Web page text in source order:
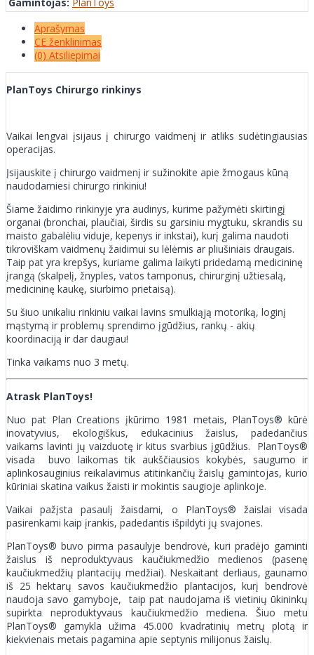
Aprašymas
CE ženklinimas
(0) Atsiliepimai
PlanToys Chirurgo rinkinys
Vaikai lengvai įsijaus į chirurgo vaidmenį ir atliks sudėtingiausias
operacijas.
Įsijauskite į chirurgo vaidmenį ir sužinokite apie žmogaus kūną
naudodamiesi chirurgo rinkiniu!
Šiame žaidimo rinkinyje yra audinys, kurime pažymėti skirtingį
organai (bronchai, plaučiai, širdis su garsiniu mygtuku, skrandis su
maisto gabalėliu viduje, kepenys ir inkstai), kurį galima naudoti
tikroviškam vaidmenų žaidimui su lėlėmis ar pliušiniais draugais.
Taip pat yra krepšys, kuriame galima laikyti pridedamą medicininę
įrangą (skalpelį, žnyples, vatos tamponus, chirurginį užtiesalą,
medicininę kaukę, siurbimo prietaisą).
Su šiuo unikaliu rinkiniu vaikai lavins smulkiąją motoriką, loginį
mąstymą ir problemų sprendimo įgūdžius, rankų - akių
koordinaciją ir dar daugiau!
Tinka vaikams nuo 3 metų.
Atrask PlanToys!
Nuo pat Plan Creations įkūrimo 1981 metais, PlanToys® kūrė
inovatyvius, ekologiškus, edukacinius žaislus, padedančius
vaikams lavinti jų vaizduotę ir kitus svarbius įgūdžius. PlanToys®
visada buvo laikomas tik aukščiausios kokybės, saugumo ir
aplinkosauginius reikalavimus atitinkančių žaislų gamintojas, kurio
kūriniai skatina vaikus žaisti ir mokintis saugioje aplinkoje.
Vaikai pažįsta pasaulį žaisdami, o PlanToys® žaislai visada
pasirenkami kaip įrankis, padedantis išpildyti jų svajones.
PlanToys® buvo pirma pasaulyje bendrovė, kuri pradėjo gaminti
žaislus iš neproduktyvaus kaučiukmedžio medienos (pasenę
kaučiukmedžių plantacijų medžiai). Neskaitant derliaus, gaunamo
iš 25 hektarų savos kaučiukmedžio plantacijos, kurį bendrovė
naudoja savo gamyboje, taip pat naudojama iš vietinių ūkininkų
supirkta neproduktyvaus kaučiukmedžio mediena. Šiuo metu
PlanToys® gamykla užima 45.000 kvadratinių metrų plotą ir
kiekvienais metais pagamina apie septynis milijonus žaislų.